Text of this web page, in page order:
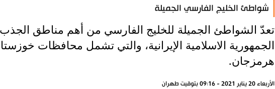
شواطئ الخليج الفارسي الجميلة
تعدّ الشواطئ الجميلة للخلیج الفارسي من أهم مناطق
الجمهوریة الاسلامية الإيرانية، والتي تشمل محافظات
هرمزجان.
الأربعاء 20 يناير 2021 - 09:16 بتوقيت طهران